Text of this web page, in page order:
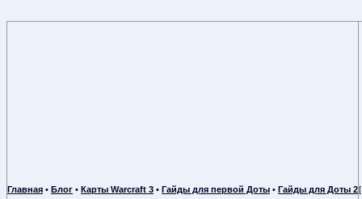
Главная • Блог • Карты Warcraft 3 • Гайды для первой Доты • Гайды для Доты 2